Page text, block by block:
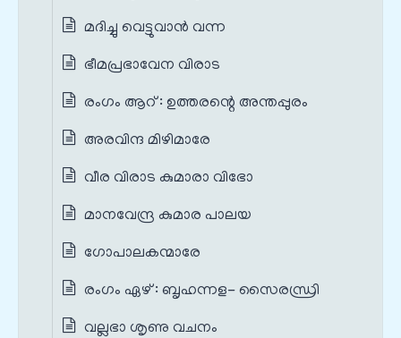
മദിച്ചു വെട്ടുവാൻ വന്ന
ഭീമപ്രഭാവേന വിരാട
രംഗം ആറ് : ഉത്തരന്റെ അന്തപ്പുരം
അരവിന്ദ മിഴിമാരേ
വീര വിരാട കുമാരാ വിഭോ
മാനവേന്ദ്ര കുമാര പാലയ
ഗോപാലകന്മാരേ
രംഗം ഏഴ് : ബൃഹന്നള- സൈരന്ധ്രി
വല്ലഭാ ശൃണു വചനം